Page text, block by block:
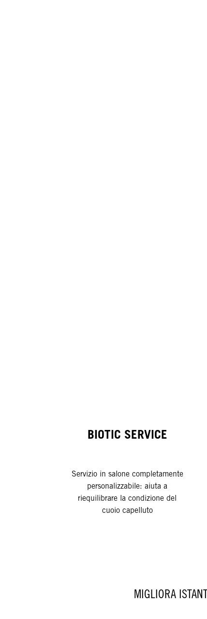
BIOTIC SERVICE
Servizio in salone completamente
personalizzabile: aiuta a
riequilibrare la condizione del
cuoio capelluto
MIGLIORA